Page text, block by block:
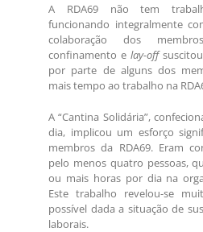
A RDA69 não tem
funcionando integralmente
colaboração dos
confinamento e lay-off
por parte de alguns dos
mais tempo ao trabalho na
A “Cantina Solidária”,
dia, implicou um esforço
membros da RDA69. Eram
pelo menos quatro pessoas,
ou mais horas por dia na
Este trabalho revelou-se
possível dada a situação de
laborais.